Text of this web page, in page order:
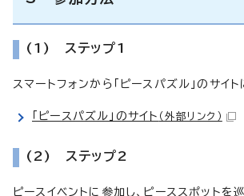
(1) ステップ1
スマートフォンから「ピースパズル」のサイト
「ピースパズル」のサイト （外部リンク）
(2) ステップ2
ピースイベントに参加し、ピーススポットを